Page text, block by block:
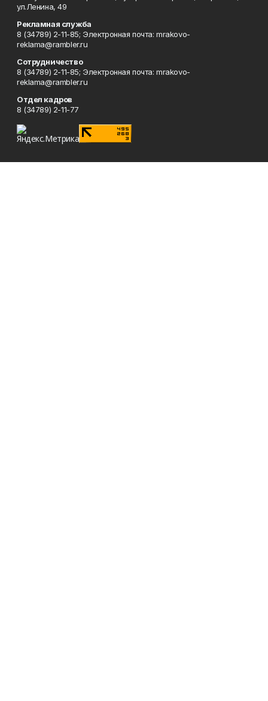
ул.Ленина, 49
Рекламная служба
8 (34789) 2-11-85; Электронная почта: mrakovo-
reklama@rambler.ru
Сотрудничество
8 (34789) 2-11-85; Электронная почта: mrakovo-
reklama@rambler.ru
Отдел кадров
8 (34789) 2-11-77